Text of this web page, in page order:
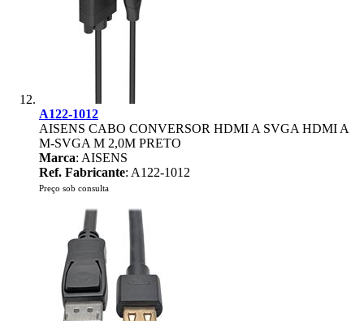
A122-1012
AISENS CABO CONVERSOR HDMI A SVGA HDMI A
M-SVGA M 2,0M PRETO
Marca: AISENS
Ref. Fabricante: A122-1012
Preço sob consulta